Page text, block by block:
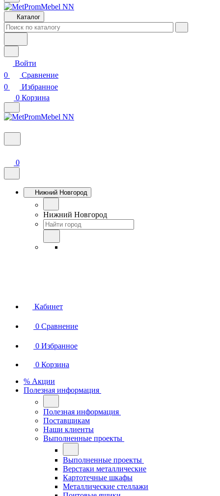
Каталог
Войти
0
Сравнение
0
Избранное
0 Корзина
0
Нижний Новгород
Нижний Новгород
Кабинет
0 Сравнение
0 Избранное
0 Корзина
% Акции
Полезная информация
Полезная информация
Поставщикам
Наши клиенты
Выполненные проекты
Выполненные проекты
Верстаки металлические
Картотечные шкафы
Металлические стеллажи